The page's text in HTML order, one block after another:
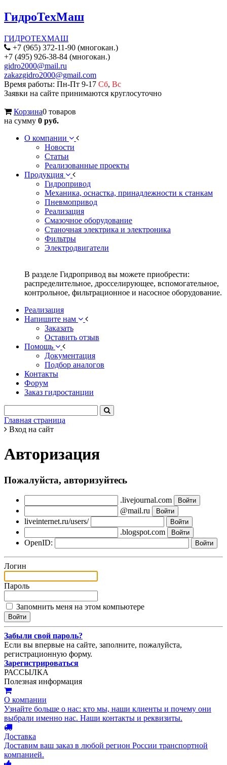
ГидроТехМаш
ГИДРОТЕХМАШ
+7 (965) 372-11-90 (многокан.)
+7 (495) 926-38-84 (многокан.)
gidro2000@mail.ru
zakazgidro2000@gmail.com
Время работы: Пн-Пт 9-17 Сб, Вс
Заявки на сайте принимаются круглосуточно
Корзина0 товаров
на сумму 0 руб.
О компании
Новости
Статьи
Реализованные проекты
Продукция
Гидропривод
Механика, оснастка, принадлежности к станкам
Пневмопривод
Реализация
Смазочное оборудование
Станочная электрика и электроника
Фильтры
Электродвигатели
В разделе Гидропривод вы можете приобрести:
распределительное, дросселирующее, вспомогательное,
контрольное, фильтрационное и насосное оборудование.
Реализация
Напишите нам
Заказать
Оставить отзыв
Помощь
Документация
Подбор аналогов
Контакты
Форум
Заказ гидростанции
Главная страница
Вход на сайт
Авторизация
Пожалуйста, авторизуйтесь
.livejournal.com
@mail.ru
liveinternet.ru/users/
.blogspot.com
OpenID:
Логин
Пароль
Запомнить меня на этом компьютере
Забыли свой пароль?
Если вы впервые на сайте, заполните, пожалуйста,
регистрационную форму.
Зарегистрироваться
РАССЫЛКА
Полезная информация
О компании
Узнайте больше о нас: кто мы, наши клиенты и почему они
выбрали именно нас. Наши контакты и реквизиты.
Доставка
Доставим ваш заказ в любой регион России транспортной
компанией.